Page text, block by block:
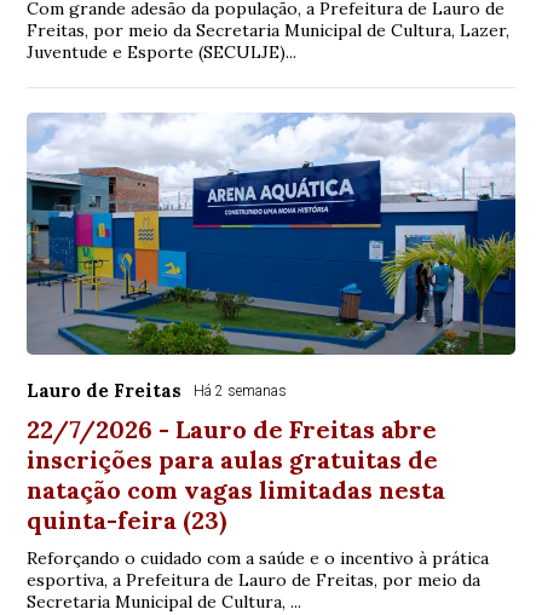
Com grande adesão da população, a Prefeitura de Lauro de
Freitas, por meio da Secretaria Municipal de Cultura, Lazer,
Juventude e Esporte (SECULJE)...
Lauro de Freitas Há 2 semanas
22/7/2026 - Lauro de Freitas abre
inscrições para aulas gratuitas de
natação com vagas limitadas nesta
quinta-feira (23)
Reforçando o cuidado com a saúde e o incentivo à prática
esportiva, a Prefeitura de Lauro de Freitas, por meio da
Secretaria Municipal de Cultura, ...